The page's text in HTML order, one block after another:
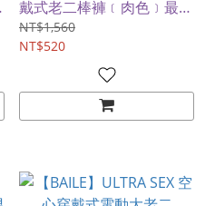
戴式老二棒褲﹝肉色﹞最適
合短小軟弱者
NT$1,560
NT$520